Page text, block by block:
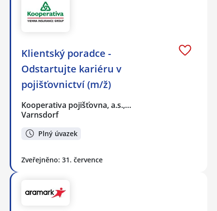
Klientský poradce -
Odstartujte kariéru v
pojišťovnictví (m/ž)
Kooperativa pojišťovna, a.s.,…
Varnsdorf
Plný úvazek
Zveřejněno: 31. července